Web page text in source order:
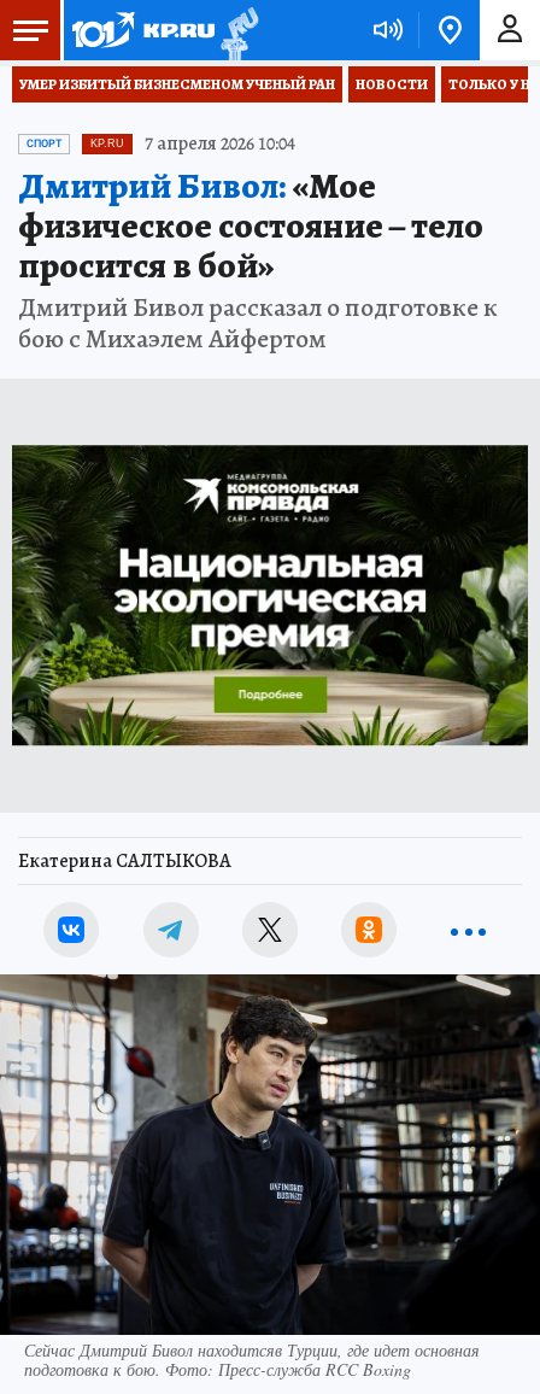
УМЕР ИЗБИТЫЙ БИЗНЕСМЕНОМ УЧЕНЫЙ РАН НОВОСТИ ТОЛЬКО У
СПОРТ KP.RU 7 апреля 2026 10:04
Дмитрий Бивол:«Мое
физическое состояние – тело
просится в бой»
Дмитрий Бивол рассказал о подготовке к
бою с Михаэлем Айфертом
Екатерина САЛТЫКОВА
Сейчас Дмитрий Бивол находитсяв Турции, где идет основная
подготовка к бою. Фото: Пресс-служба RCC Boxing